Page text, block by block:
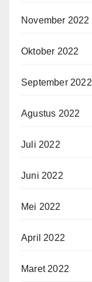
November 2022
Oktober 2022
September 2022
Agustus 2022
Juli 2022
Juni 2022
Mei 2022
April 2022
Maret 2022